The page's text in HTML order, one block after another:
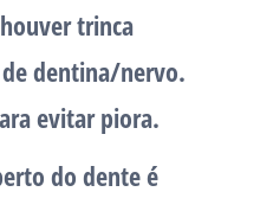
trinca
dentina/nervo.
evitar piora.
do dente é